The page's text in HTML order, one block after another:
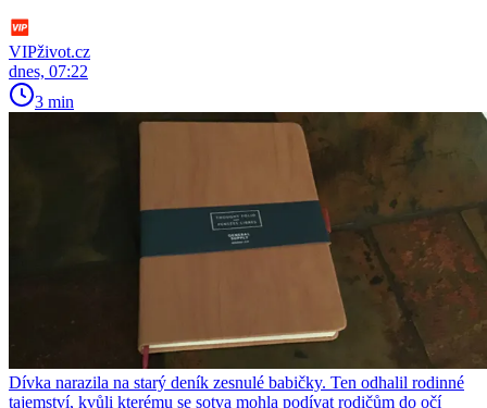
VIPživot.cz
dnes, 07:22
3 min
Dívka narazila na starý deník zesnulé babičky. Ten odhalil rodinné
tajemství, kvůli kterému se sotva mohla podívat rodičům do očí